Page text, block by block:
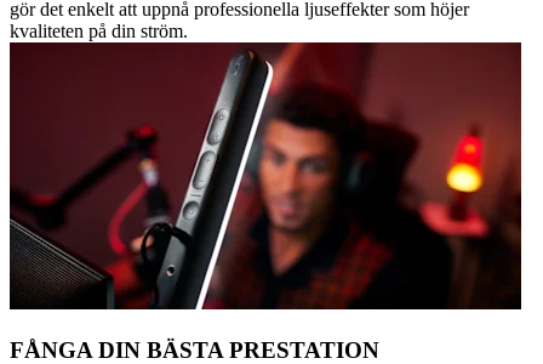
gör det enkelt att uppnå professionella ljuseffekter som höjer
kvaliteten på din ström.
FÅNGA DIN BÄSTA PRESTATION